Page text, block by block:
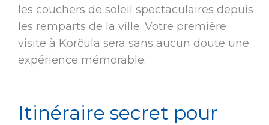
les couchers de soleil spectaculaires depuis
les remparts de la ville. Votre première
visite à Korčula sera sans aucun doute une
expérience mémorable.
Itinéraire secret pour